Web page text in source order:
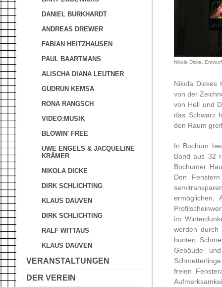
DANIEL BURKHARDT
ANDREAS DREWER
FABIAN HEITZHAUSEN
PAUL BAARTMANS
ALISCHA DIANA LEUTNER
GUDRUN KEMSA
RONA RANGSCH
VIDEO:MUSIK
BLOWIN' FREE
UWE ENGELS & JACQUELINE
KRÄMER
NIKOLA DICKE
DIRK SCHLICHTING
KLAUS DAUVEN
DIRK SCHLICHTING
RALF WITTAUS
KLAUS DAUVEN
VERANSTALTUNGEN
DER VEREIN
Nikola Dicke,
Nikola Dickes
von der
von Hell und
das Schwarz
den Raum
In Bochum
Band aus 32
Bochumer
Den
ermöglichen.
im
werden durch
bunten
Gebäude
freien